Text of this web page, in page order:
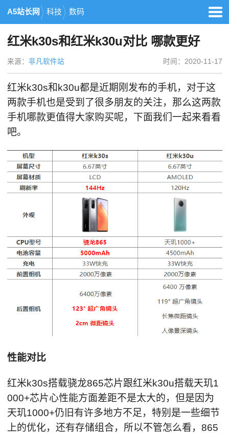
A5站长网 科技 数码
红米k30s和红米k30u对比 哪款更好
来源： 非凡软件站 时间：2020-11-17
红米k30s和k30u都是近期刚发布的手机，对于这
两款手机也是受到了很多朋友的关注，那么这两款
手机哪款更值得大家购买呢，下面我们一起来看看
吧。
性能对比
红米k30s搭载骁龙865芯片跟红米k30u搭载天玑1
000+芯片心性能方面差距不是太大的，但是因为
天玑1000+仍旧有许多地方不足，特别是一些细节
上的优化，还有存储组合，所以不管怎么看，865